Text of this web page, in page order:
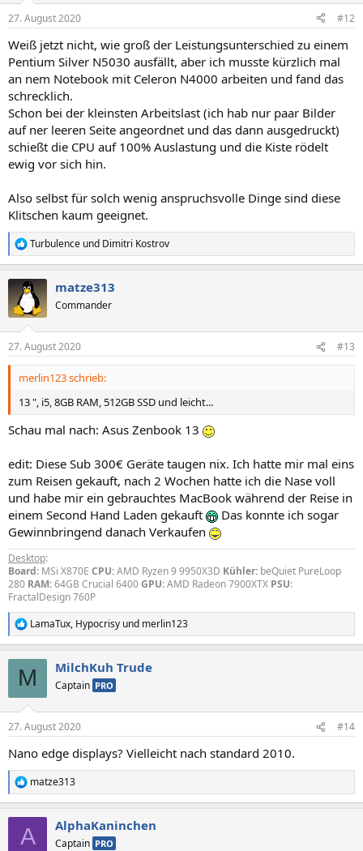
27. August 2020 #12
Weiß jetzt nicht, wie groß der Leistungsunterschied zu einem
Pentium Silver N5030 ausfällt, aber ich musste kürzlich mal
an nem Notebook mit Celeron N4000 arbeiten und fand das
schrecklich.
Schon bei der kleinsten Arbeitslast (ich hab nur paar Bilder
auf ner leeren Seite angeordnet und das dann ausgedruckt)
schießt die CPU auf 100% Auslastung und die Kiste rödelt
ewig vor sich hin.
Also selbst für solch wenig anspruchsvolle Dinge sind diese
Klitschen kaum geeignet.
R
e
k
t
i
e
n
Turbulence und Dimitri Kostrov
matze313
Commander
27. August 2020 #13
merlin123 schrieb:
13 ", i5, 8GB RAM, 512GB SSD und leicht...
Schau mal nach: Asus Zenbook 13
edit: Diese Sub 300€ Geräte taugen nix. Ich hatte mir mal eins
zum Reisen gekauft, nach 2 Wochen hatte ich die Nase voll
und habe mir ein gebrauchtes MacBook während der Reise in
einem Second Hand Laden gekauft
Das konnte ich sogar
Gewinnbringend danach Verkaufen
Desktop:
Board: MSi X870E CPU:AMD Ryzen 9 9950X3D Kühler: beQuiet PureLoop
280 RAM:64GB Crucial 6400GPU:AMD Radeon 7900XTX PSU:
FractalDesign 760P
R
e
e
:
LamaTux, Hypocrisy und merlin123
M MilchKuh Trude
Captain PRO
27. August 2020 #14
Nano edge displays? Vielleicht nach standard 2010.
R
e
matze313
A AlphaKaninchen
Captain PRO